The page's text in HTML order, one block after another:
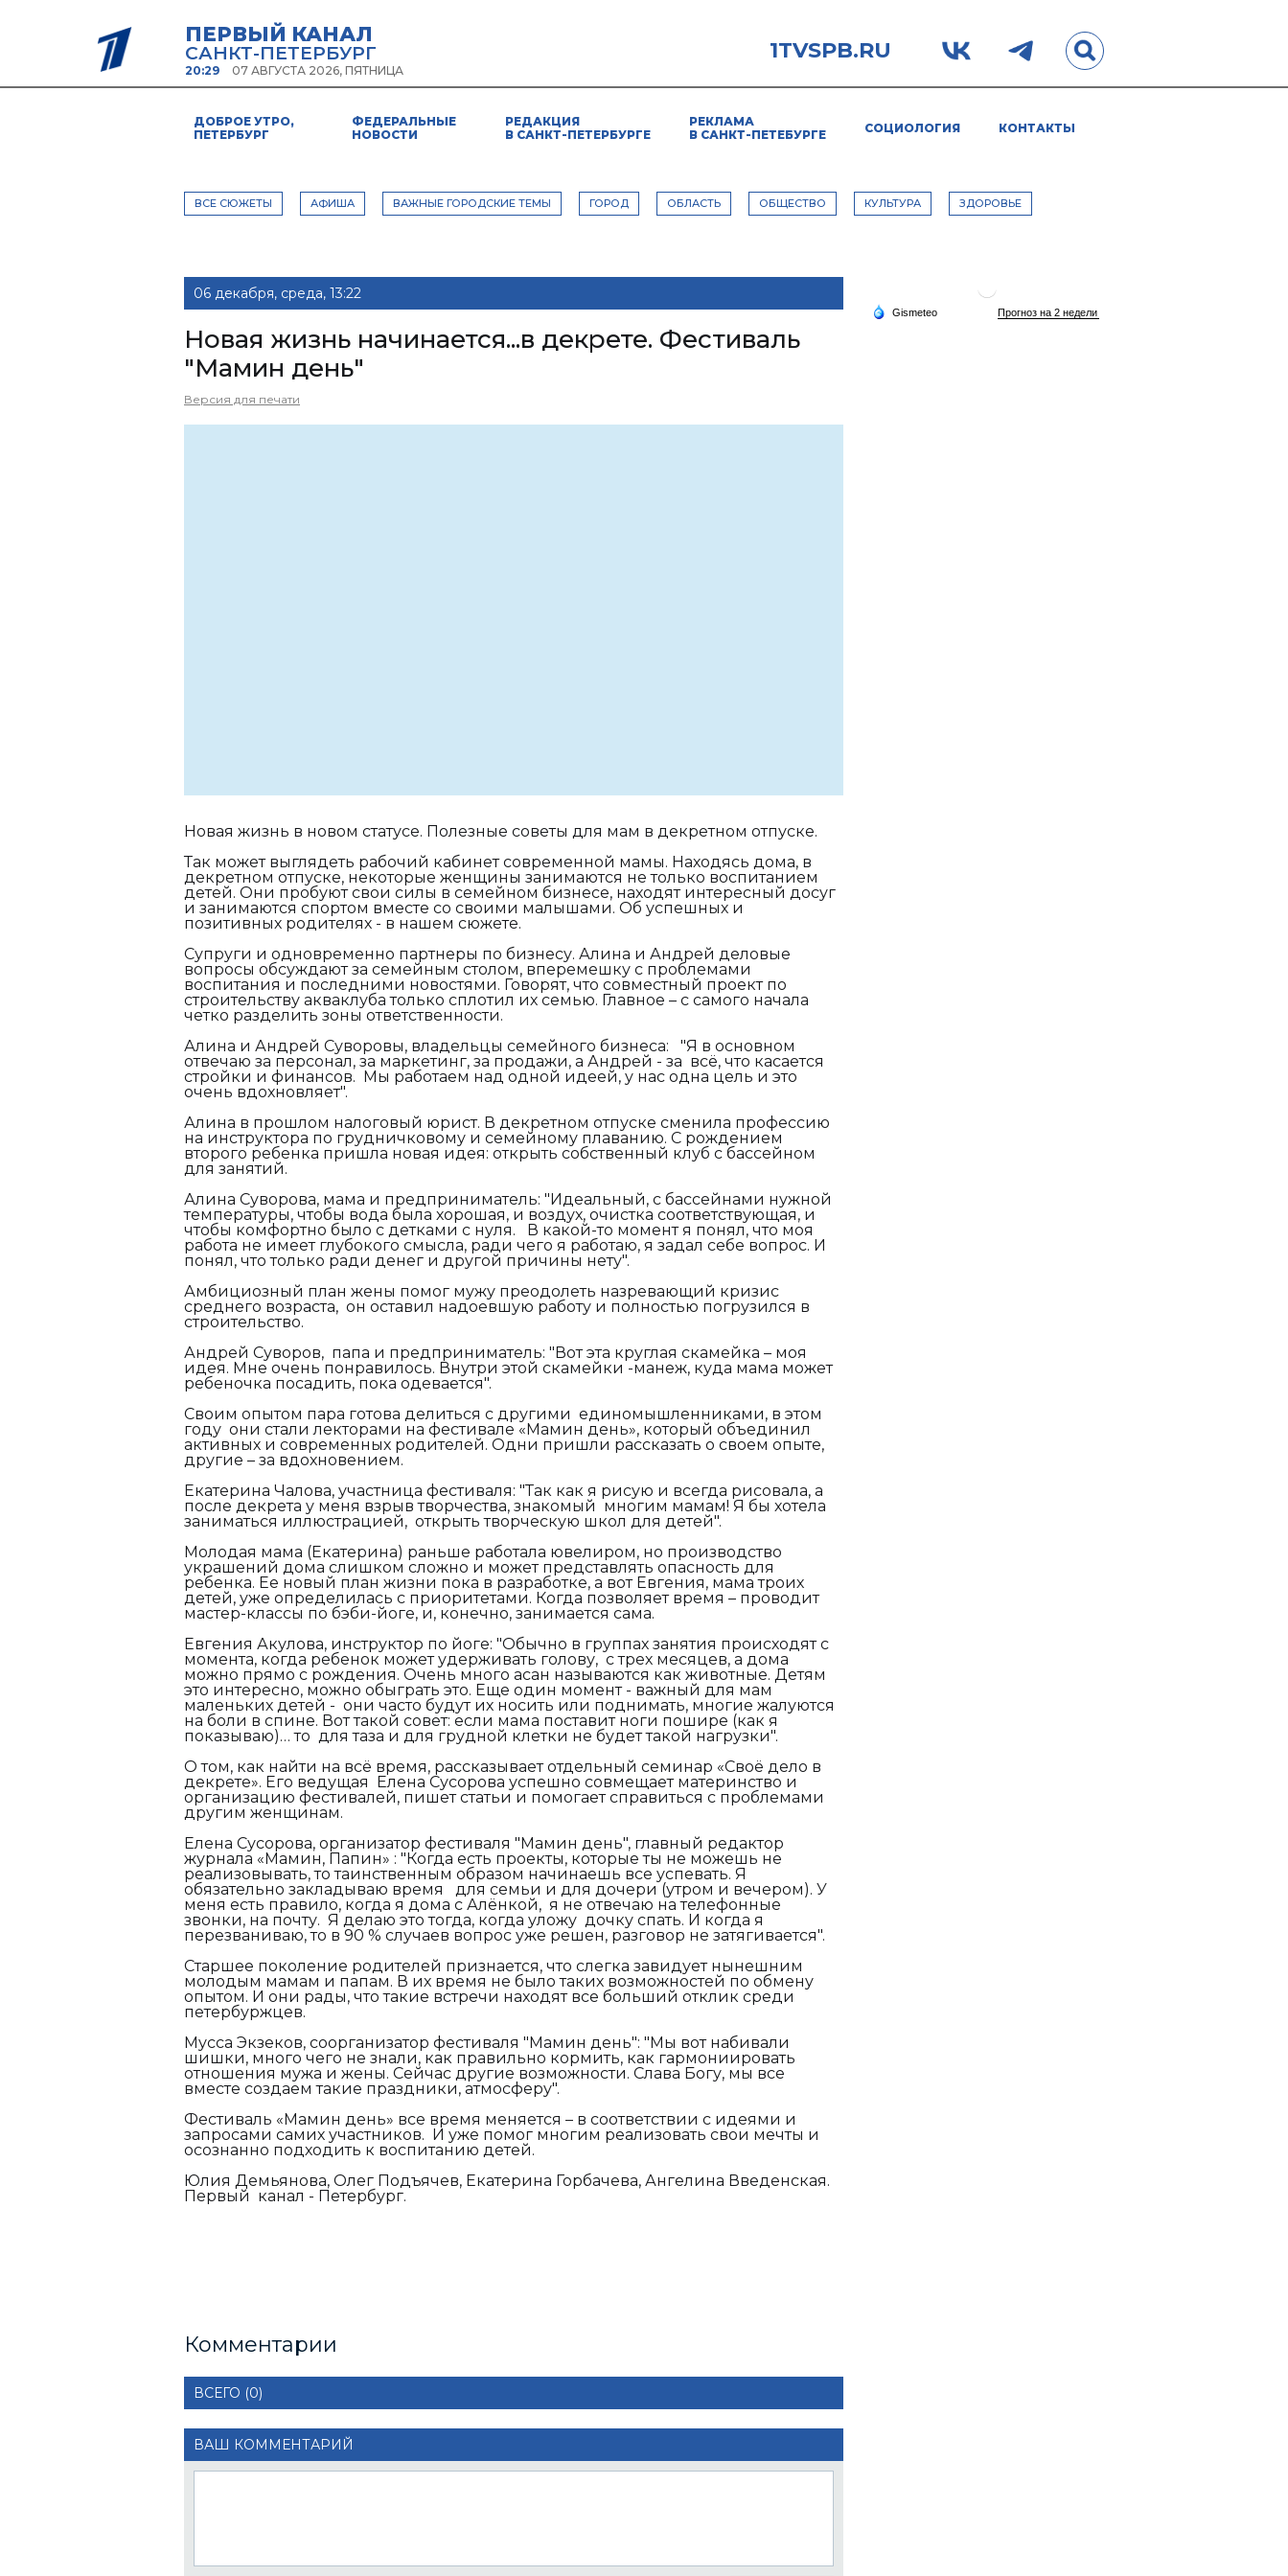
ПЕРВЫЙ КАНАЛ
САНКТ-ПЕТЕРБУРГ
20:29 07 АВГУСТА 2026, ПЯТНИЦА
1TVSPB.RU
ДОБРОЕ УТРО,
ПЕТЕРБУРГ
ФЕДЕРАЛЬНЫЕ
НОВОСТИ
РЕДАКЦИЯ
В САНКТ-ПЕТЕРБУРГЕ
РЕКЛАМА
В САНКТ-ПЕТЕБУРГЕ
СОЦИОЛОГИЯ КОНТАКТЫ
ВСЕ СЮЖЕТЫ АФИША ВАЖНЫЕ ГОРОДСКИЕ ТЕМЫ ГОРОД ОБЛАСТЬ ОБЩЕСТВО КУЛЬТУРА ЗДОРОВЬЕ
06 декабря, среда, 13:22
Новая жизнь начинается...в декрете. Фестиваль
"Мамин день"
Версия для печати
Новая жизнь в новом статусе. Полезные советы для мам в декретном отпуске.
Так может выглядеть рабочий кабинет современной мамы. Находясь дома, в
декретном отпуске, некоторые женщины занимаются не только воспитанием
детей. Они пробуют свои силы в семейном бизнесе, находят интересный досуг
и занимаются спортом вместе со своими малышами. Об успешных и
позитивных родителях - в нашем сюжете.
Супруги и одновременно партнеры по бизнесу. Алина и Андрей деловые
вопросы обсуждают за семейным столом, вперемешку с проблемами
воспитания и последними новостями. Говорят, что совместный проект по
строительству акваклуба только сплотил их семью. Главное – с самого начала
четко разделить зоны ответственности.
Алина и Андрей Суворовы, владельцы семейного бизнеса:
"Я в основном
отвечаю за персонал, за маркетинг, за продажи, а Андрей - за всё, что касается
стройки и финансов. Мы работаем над одной идеей, у нас одна цель и это
очень вдохновляет".
Алина в прошлом налоговый юрист. В декретном отпуске сменила профессию
на инструктора по грудничковому и семейному плаванию. С рождением
второго ребенка пришла новая идея: открыть собственный клуб с бассейном
для занятий.
Алина Суворова, мама и предприниматель: "Идеальный, с бассейнами нужной
температуры, чтобы вода была хорошая, и воздух, очистка соответствующая, и
чтобы комфортно было с детками с нуля. В какой-то момент я понял, что моя
работа не имеет глубокого смысла, ради чего я работаю, я задал себе вопрос. И
понял, что только ради денег и другой причины нету".
Амбициозный план жены помог мужу преодолеть назревающий кризис
среднего возраста, он оставил надоевшую работу и полностью погрузился в
строительство.
Андрей Суворов, папа и предприниматель: "Вот эта круглая скамейка – моя
идея. Мне очень понравилось. Внутри этой скамейки -манеж, куда мама может
ребеночка посадить, пока одевается".
Своим опытом пара готова делиться с другими единомышленниками, в этом
году они стали лекторами на фестивале «Мамин день», который объединил
активных и современных родителей. Одни пришли рассказать о своем опыте,
другие – за вдохновением.
Екатерина Чалова, участница фестиваля: "Так как я рисую и всегда рисовала, а
после декрета у меня взрыв творчества, знакомый многим мамам! Я бы хотела
заниматься иллюстрацией, открыть творческую школ для детей".
Молодая мама (Екатерина) раньше работала ювелиром, но производство
украшений дома слишком сложно и может представлять опасность для
ребенка. Ее новый план жизни пока в разработке, а вот Евгения, мама троих
детей, уже определилась с приоритетами. Когда позволяет время – проводит
мастер-классы по бэби-йоге, и, конечно, занимается сама.
Евгения Акулова, инструктор по йоге: "Обычно в группах занятия происходят с
момента, когда ребенок может удерживать голову, с трех месяцев, а дома
можно прямо с рождения. Очень много асан называются как животные. Детям
это интересно, можно обыграть это. Еще один момент - важный для мам
маленьких детей - они часто будут их носить или поднимать, многие жалуются
на боли в спине. Вот такой совет: если мама поставит ноги пошире (как я
показываю)… то для таза и для грудной клетки не будет такой нагрузки".
О том, как найти на всё время, рассказывает отдельный семинар «Своё дело в
декрете». Его ведущая Елена Сусорова успешно совмещает материнство и
организацию фестивалей, пишет статьи и помогает справиться с проблемами
другим женщинам.
Елена Сусорова, организатор фестиваля "Мамин день", главный редактор
журнала «Мамин, Папин» : "Когда есть проекты, которые ты не можешь не
реализовывать, то таинственным образом начинаешь все успевать. Я
обязательно закладываю время для семьи и для дочери (утром и вечером). У
меня есть правило, когда я дома с Алёнкой, я не отвечаю на телефонные
звонки, на почту. Я делаю это тогда, когда уложу дочку спать. И когда я
перезваниваю, то в 90 % случаев вопрос уже решен, разговор не затягивается".
Старшее поколение родителей признается, что слегка завидует нынешним
молодым мамам и папам. В их время не было таких возможностей по обмену
опытом. И они рады, что такие встречи находят все больший отклик среди
петербуржцев.
Мусса Экзеков, соорганизатор фестиваля "Мамин день": "Мы вот набивали
шишки, много чего не знали, как правильно кормить, как гармониировать
отношения мужа и жены. Сейчас другие возможности. Слава Богу, мы все
вместе создаем такие праздники, атмосферу".
Фестиваль «Мамин день» все время меняется – в соответствии с идеями и
запросами самих участников. И уже помог многим реализовать свои мечты и
осознанно подходить к воспитанию детей.
Юлия Демьянова, Олег Подъячев, Екатерина Горбачева, Ангелина Введенская.
Первый канал - Петербург.
Комментарии
ВСЕГО (0)
ВАШ КОММЕНТАРИЙ